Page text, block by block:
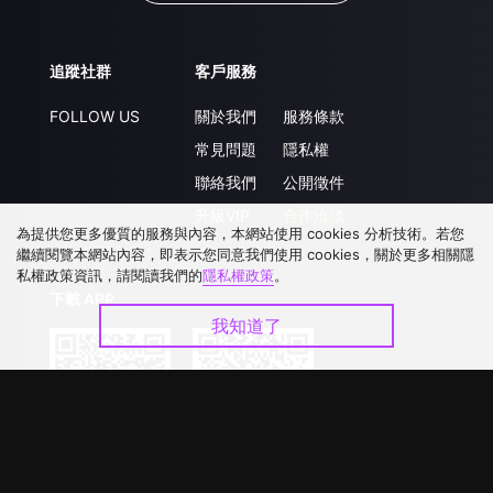
追蹤社群
FOLLOW US
客戶服務
關於我們
常見問題
聯絡我們
服務條款
隱私權
公開徵件
為提供您更多優質的服務與內容，本網站使用 cookies 分析技術。若您
繼續閱覽本網站內容，即表示您同意我們使用 cookies，關於更多相關隱
私權政策資訊，請閱讀我們的隱私權政策。
我知道了